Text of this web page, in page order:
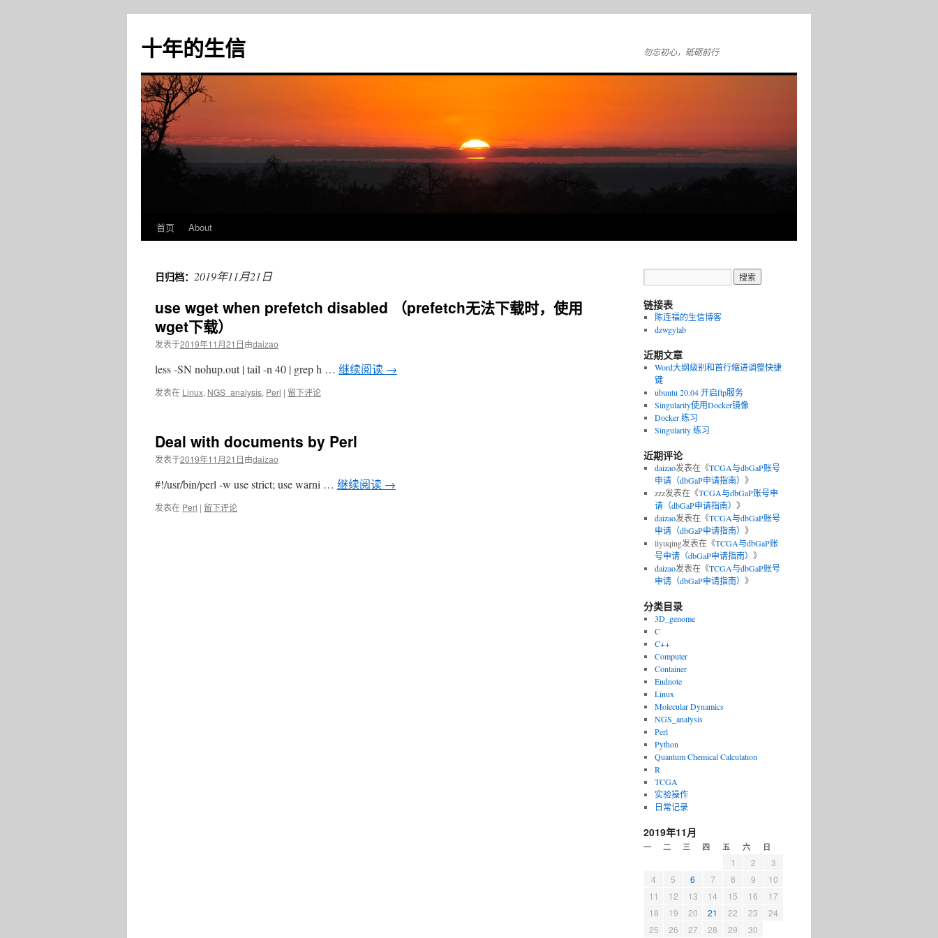
十年的生信 勿忘初心，砥砺前行
文
首页 About
日归档： 2019年11月21日
use wget when prefetch disabled （prefetch无法下载时，使用
wget下载）
发表于2019年11月21日由daizao
less -SN nohup.out | tail -n 40 | grep h … 继续阅读 →
发表在 Linux, NGS_analysis, Perl | 留下评论
Deal with documents by Perl
发表于2019年11月21日由daizao
#!/usr/bin/perl -w use strict; use warni … 继续阅读 →
发表在 Perl | 留下评论
链接表
陈连福的生信博客
dzwgylab
近期文章
Word大纲级别和首行缩进调整快捷
键
ubuntu 20.04 开启ftp服务
Singularity使用Docker镜像
Docker 练习
Singularity 练习
近期评论
daizao发表在《TCGA与dbGaP账号
申请（dbGaP申请指南） 》
zzz发表在《TCGA与dbGaP账号申
请（dbGaP申请指南） 》
daizao发表在《TCGA与dbGaP账号
申请（dbGaP申请指南） 》
liyuqing发表在《TCGA与dbGaP账
号申请（dbGaP申请指南） 》
daizao发表在《TCGA与dbGaP账号
申请（dbGaP申请指南） 》
分类目录
3D_genome
C
C++
Computer
Container
Endnote
Linux
Molecular Dynamics
NGS_analysis
Perl
Python
Quantum Chemical Calculation
R
TCGA
实验操作
日常记录
2019年11月
一 二 三 四 五 六 日
1 2
3
4
5 6 7 8 9
10
11
12 13 14 15 16
17
18
19 20 21 22 23
24
25
26 27 28 29 30